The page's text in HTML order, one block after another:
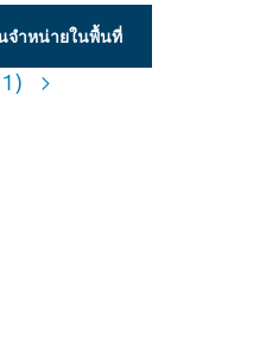
จำหน่ายในพื้นที่